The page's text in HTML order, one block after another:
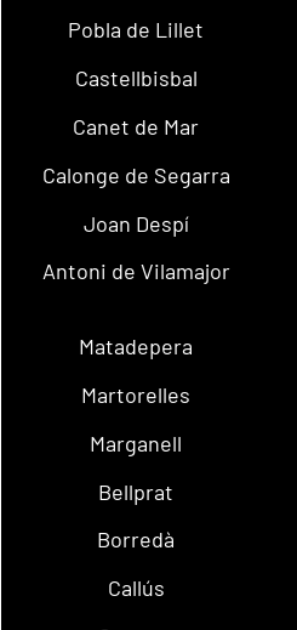
Pobla de Lillet
Castellbisbal
Canet de Mar
Calonge de Segarra
Joan Despí
Antoni de Vilamajor
Matadepera
Martorelles
Marganell
Bellprat
Borredà
Callús